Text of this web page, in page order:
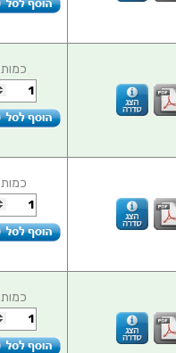
כמות
כמות
כמות